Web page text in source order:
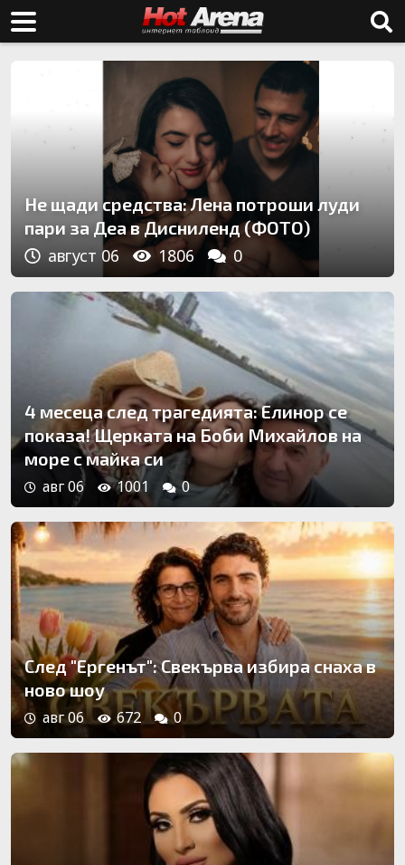
Не щади средства: Лена потроши луди
пари за Деа в Дисниленд (ФОТО)
август 06
1806 0
4 месеца след трагедията: Елинор се
показа! Щерката на Боби Михайлов на
море с майка си
авг 06 1001 0
След "Ергенът": Свекърва избира снаха в
ново шоу
авг 06 672 0